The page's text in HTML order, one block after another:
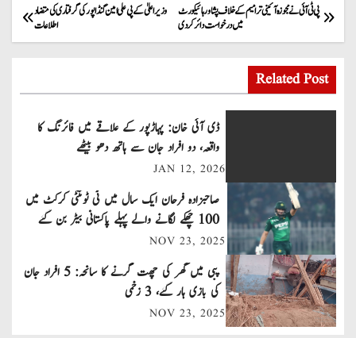
P
o
s
t
a
v
i
g
a
وزیراعلیٰ کے پی علی امین گنڈاپور کی گرفتاری کی متضاد
اطلاعات
پی ٹی آئی نے مجوزہ آئینی ترامیم کے خلاف پشاور ہائیکورٹ
میں درخواست دائر کردی
Related Post
ڈی آئی خان: پہاڑپور کے علاقے میں فائرنگ کا
واقعہ، دو افراد جان سے ہاتھ دھو بیٹھے
JAN 12, 2026
صاحبزادہ فرحان ایک سال میں ٹی ٹوئنٹی کرکٹ میں
100 چھکے لگانے والے پہلے پاکستانی بیٹر بن گئے
NOV 23, 2025
پبی میں گھر کی چھت گرنے کا سانحہ: 5 افراد جان
کی بازی ہار گئے، 3 زخمی
NOV 23, 2025